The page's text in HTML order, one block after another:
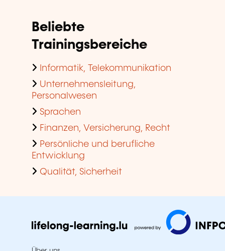
Beliebte
Trainingsbereiche
Informatik, Telekommunikation
Unternehmensleitung,
Personalwesen
Sprachen
Finanzen, Versicherung, Recht
Persönliche und berufliche
Entwicklung
Qualität, Sicherheit